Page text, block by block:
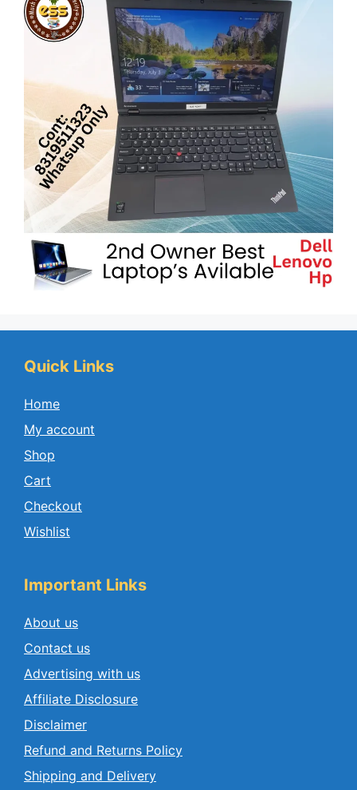
Quick Links
Home
My account
Shop
Cart
Checkout
Wishlist
Important Links
About us
Contact us
Advertising with us
Affiliate Disclosure
Disclaimer
Refund and Returns Policy
Shipping and Delivery